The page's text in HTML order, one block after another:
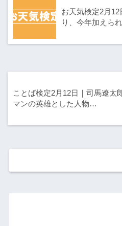
お天気検定2月
り、今年加えら
ことば検定2月12日｜司馬遼太
マンの英雄とした人物…